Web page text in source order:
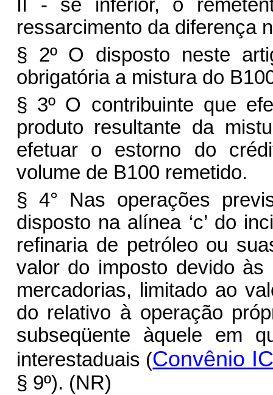
II - se inferior, o
ressarcimento da diferença
§ 2º O disposto neste
obrigatória a mistura do
§ 3º O contribuinte que
produto resultante da
efetuar o estorno do
volume de B100 remetido.
§ 4° Nas operações
disposto na alínea ‘c’ do
refinaria de petróleo ou
valor do imposto devido
mercadorias, limitado ao
do relativo à operação
subseqüente àquele em
interestaduais (Convênio
§ 9º). (NR)